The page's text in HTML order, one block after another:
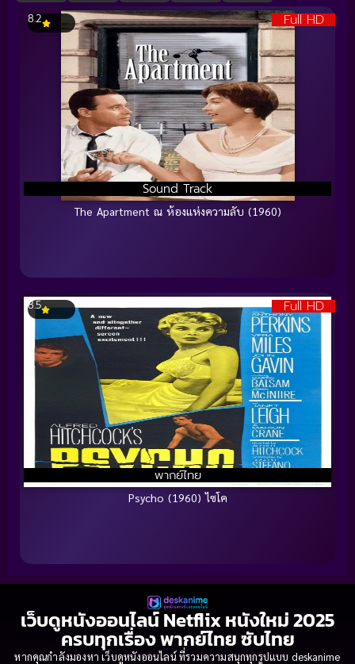
Full HD
Sound Track
8.2
The Apartment ณ ห้องแห่งความลับ (1960)
Full HD
พากย์ไทย
8.5
Psycho (1960) ไซโค
เว็บดูหนังออนไลน์ Netflix หนังใหม่ 2025
ครบทุกเรื่อง พากย์ไทย ซับไทย
หากคุณกำลังมองหา เว็บดูหนังออนไลน์ ที่รวมความสนุกทุกรูปแบบ deskanime